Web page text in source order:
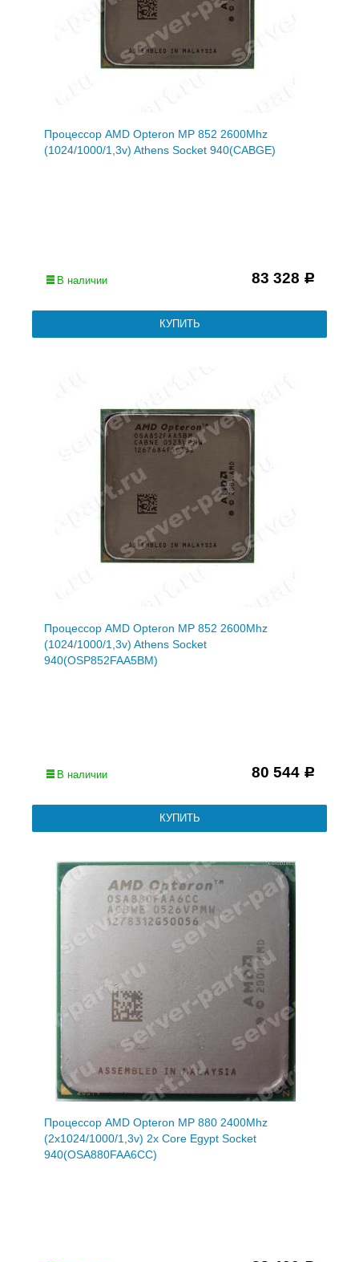
Процессор AMD Opteron MP 852 2600Mhz
(1024/1000/1,3v) Athens Socket 940(CABGE)
В наличии 83 328 Р
Процессор AMD Opteron MP 852 2600Mhz
(1024/1000/1,3v) Athens Socket
940(OSP852FAA5BM)
В наличии 80 544 Р
Процессор AMD Opteron MP 880 2400Mhz
(2x1024/1000/1,3v) 2x Core Egypt Socket
940(OSA880FAA6CC)